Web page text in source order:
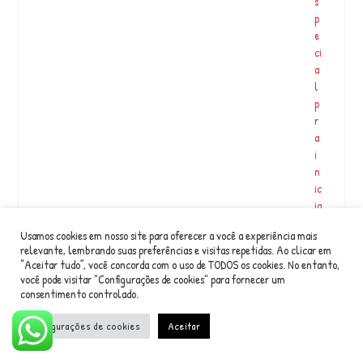
é
m
n
a
#
p
l
a
y
li
s
t
o
z
p
e
ci
a
l
p
r
a
i
n
ic
ia
o
a
n
Usamos cookies em nosso site para oferecer a você a experiência mais
relevante, lembrando suas preferências e visitas repetidas. Ao clicar em
“Aceitar tudo”, você concorda com o uso de TODOS os cookies. No entanto,
você pode visitar "Configurações de cookies" para fornecer um
consentimento controlado.
Configurações de cookies Aceitar